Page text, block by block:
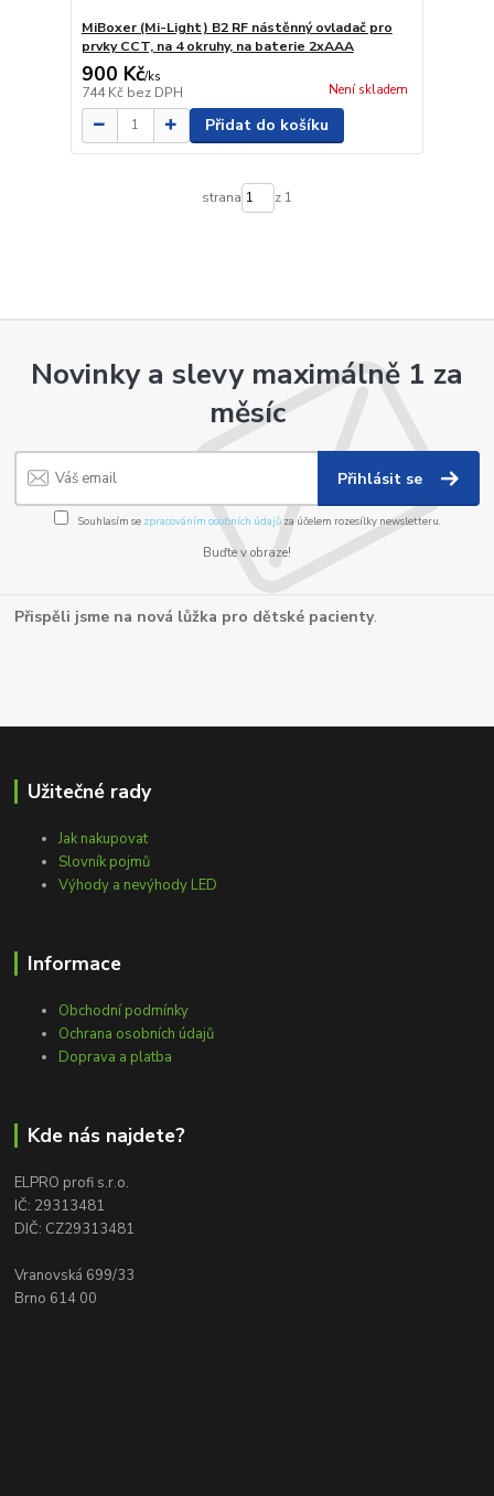
MiBoxer (Mi-Light) B2 RF nástěnný ovladač pro
prvky CCT, na 4 okruhy, na baterie 2xAAA
900 Kč/ks
744 Kč bez DPH Není skladem
Přidat do košíku
strana z 1
Novinky a slevy maximálně 1 za
měsíc
Přihlásit se
Souhlasím se zpracováním osobních údajůza účelem rozesílky newsletteru.
Buďte v obraze!
Přispěli jsme na nová lůžka pro dětské pacienty.
Užitečné rady
Jak nakupovat
Slovník pojmů
Výhody a nevýhody LED
Informace
Obchodní podmínky
Ochrana osobních údajů
Doprava a platba
Kde nás najdete?
ELPRO profi s.r.o.
IČ: 29313481
DIČ: CZ29313481
Vranovská 699/33
Brno 614 00